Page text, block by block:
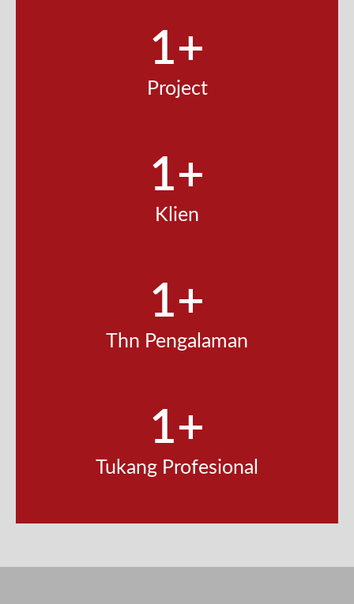
1+
Project
1+
Klien
1+
Thn Pengalaman
1+
Tukang Profesional